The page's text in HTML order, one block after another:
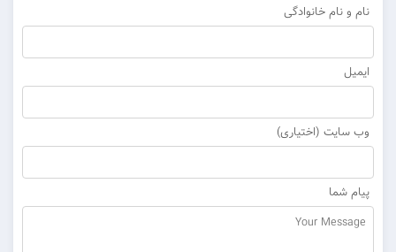
نام و نام خانوادگی
ایمیل
وب سایت (اختیاری)
پیام شما